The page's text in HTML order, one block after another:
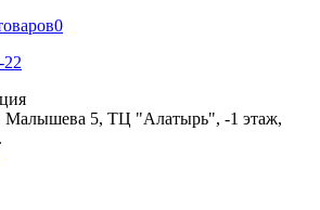
0
22
Малышева 5, ТЦ "Алатырь", -1 этаж,